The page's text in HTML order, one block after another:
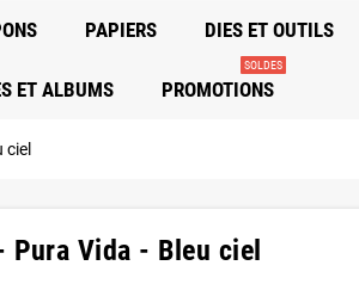
PAPIERS DIES ET OUTILS
ET ALBUMS PROMOTIONS
SOLDES
ciel
Pura Vida - Bleu ciel